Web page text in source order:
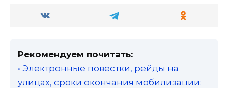
Рекомендуем почитать:
• Электронные повестки, рейды на
улицах, сроки окончания мобилизации: